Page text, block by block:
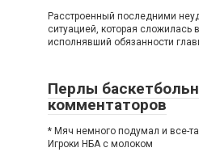
Расстроенный последними
ситуацией, которая сложилась
исполнявший обязанности
Перлы
комментаторов
* Мяч немного подумал и все-
Игроки НБА с молоком